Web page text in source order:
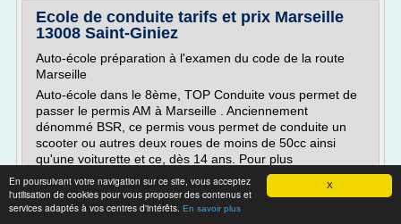
X
En poursuivant votre navigation sur ce site, vous acceptez
l'utilisation de cookies pour vous proposer des contenus et
services adaptés à vos centres d'intérêts. En savoir plus
Ecole de conduite tarifs et prix Marseille
13008 Saint-Giniez
Auto-école préparation à l'examen du code de la route
Marseille
Auto-école dans le 8ème, TOP Conduite vous permet de
passer le permis AM à Marseille . Anciennement
dénommé BSR, ce permis vous permet de conduite un
scooter ou autres deux roues de moins de 50cc ainsi
qu'une voiturette et ce, dès 14 ans. Pour plus
d'informations sur l'ensemble des forfaits et des
prestations de notre auto-école, consultez notre...
Lire la suite